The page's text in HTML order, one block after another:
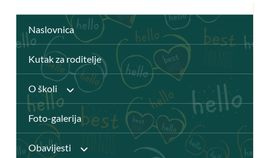
Naslovnica
Kutak za roditelje
O školi
Anž Frankopan
Foto-galerija
Obavijesti